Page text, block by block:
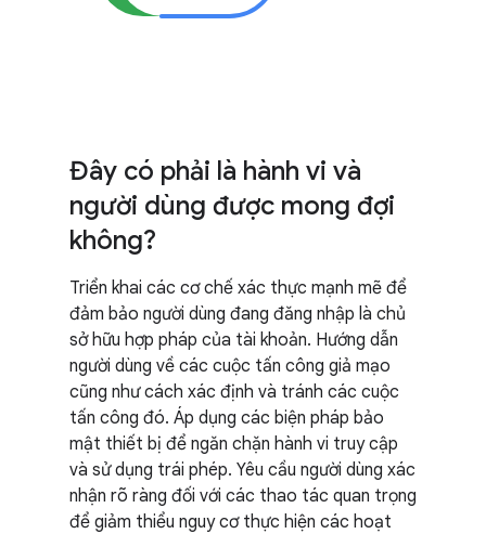
Đây có phải là hành vi và
người dùng được mong đợi
không?
Triển khai các cơ chế xác thực mạnh mẽ để
đảm bảo người dùng đang đăng nhập là chủ
sở hữu hợp pháp của tài khoản. Hướng dẫn
người dùng về các cuộc tấn công giả mạo
cũng như cách xác định và tránh các cuộc
tấn công đó. Áp dụng các biện pháp bảo
mật thiết bị để ngăn chặn hành vi truy cập
và sử dụng trái phép. Yêu cầu người dùng xác
nhận rõ ràng đối với các thao tác quan trọng
để giảm thiểu nguy cơ thực hiện các hoạt